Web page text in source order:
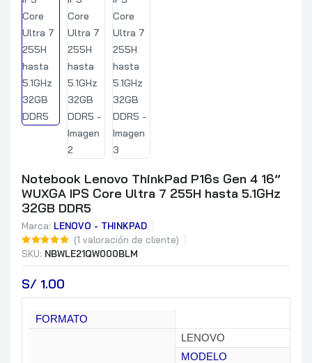
Notebook Lenovo ThinkPad P16s Gen 4 16”
WUXGA IPS Core Ultra 7 255H hasta 5.1GHz
32GB DDR5
Marca: LENOVO - THINKPAD
(1 valoración de cliente)
SKU: NBWLE21QW000BLM
S/ 1.00
FORMATO
LENOVO
MODELO